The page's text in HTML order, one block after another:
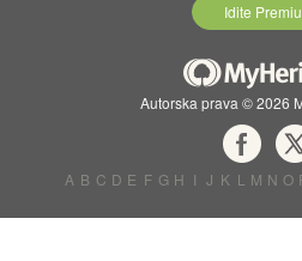
Idite
Autorska prava © 2026
A B C D E F G H I J K L M N O